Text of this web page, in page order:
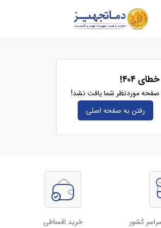
خطای ۴۰۴!
صفحه موردنظر شما یافت نشد!
رفتن به صفحه‌ اصلی
کشور خرید اقساطی